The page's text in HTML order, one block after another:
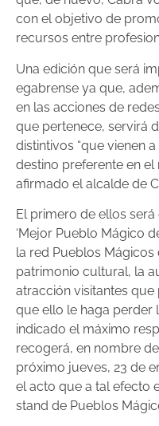
con el objetivo de
recursos entre
Una edición que será
egabrense ya que,
en las acciones de
que pertenece, servirá
distintivos “que vienen
destino preferente en el
afirmado el alcalde de
El primero de ellos
‘Mejor Pueblo Mágico
la red Pueblos Mágicos
patrimonio cultural, la
atracción visitantes que
que ello le haga perder
indicado el máximo
recogerá, en nombre
próximo jueves, 23 de
el acto que a tal efecto
stand de Pueblos